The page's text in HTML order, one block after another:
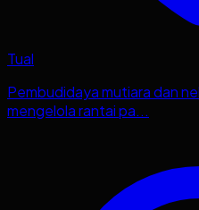
Tual
Pembudidaya mutiara dan
mengelola rantai pa...